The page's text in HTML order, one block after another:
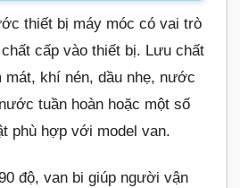
thiết bị máy móc có vai trò
cấp vào thiết bị. Lưu chất
khí nén, dầu nhẹ, nước
tuần hoàn hoặc một số
phù hợp với model van.
độ, van bi giúp người vận